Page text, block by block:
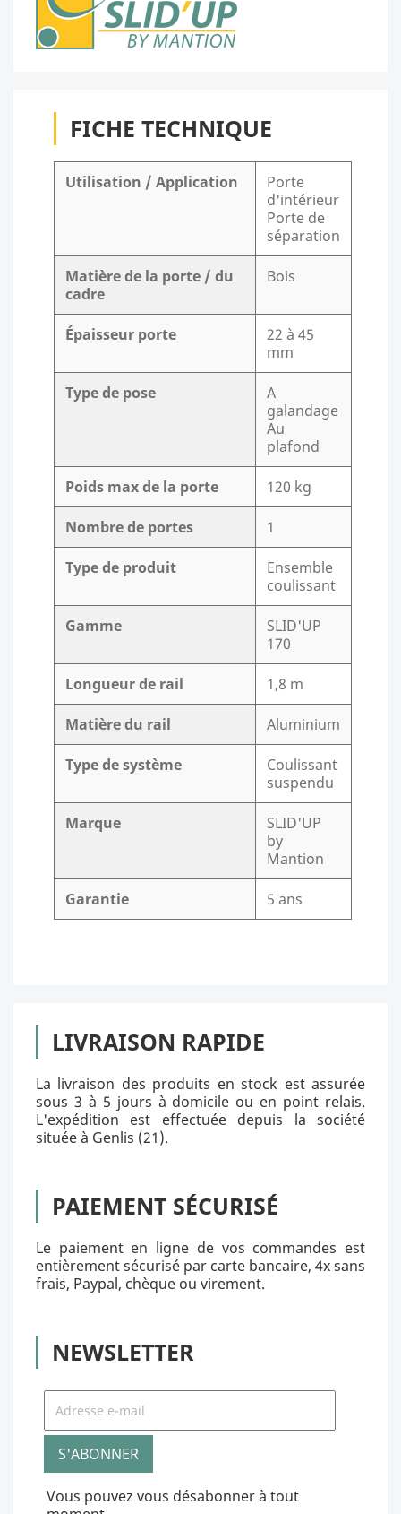
FICHE TECHNIQUE
Utilisation / Application
Porte
d'intérieur
Porte de
séparation
Matière de la porte / du
cadre
Bois
Épaisseur porte
22 à 45
mm
Type de pose
A
galandage
Au
plafond
Poids max de la porte 120 kg
Nombre de portes 1
Type de produit
Ensemble
coulissant
Gamme
SLID'UP
170
Longueur de rail 1,8 m
Matière du rail Aluminium
Type de système
Coulissant
suspendu
Marque
SLID'UP
by
Mantion
Garantie 5 ans
LIVRAISON RAPIDE
La livraison des produits en stock est assurée
sous 3 à 5 jours à domicile ou en point relais.
L'expédition est effectuée depuis la société
située à Genlis (21).
PAIEMENT SÉCURISÉ
Le paiement en ligne de vos commandes est
entièrement sécurisé par carte bancaire, 4x sans
frais, Paypal, chèque ou virement.
NEWSLETTER
Vous pouvez vous désabonner à tout